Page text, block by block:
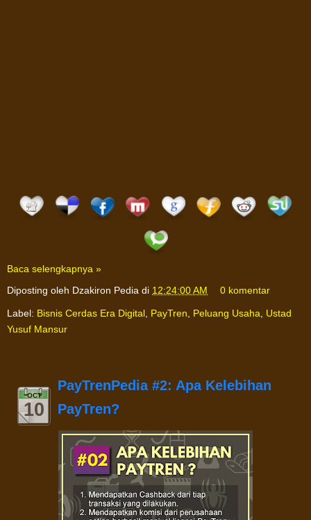
Baca selengkapnya »
Diposting oleh Dzakiron Pedia di 12:24:00 AM 0 komentar
Label: Bisnis Cerdas Era Digital PayTren Peluang Usaha
Ustad
Yusuf Mansur
OCT
10
PayTrenPedia #2: Apa Kelebihan
PayTren?